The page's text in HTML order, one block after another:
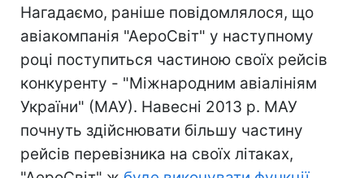
Нагадаємо, раніше повідомлялося, що
авіакомпанія "АероСвіт" у наступному
році поступиться частиною своїх рейсів
конкуренту - "Міжнародним авіалініям
України" (МАУ). Навесні 2013 р. МАУ
почнуть здійснювати більшу частину
рейсів перевізника на своїх літаках,